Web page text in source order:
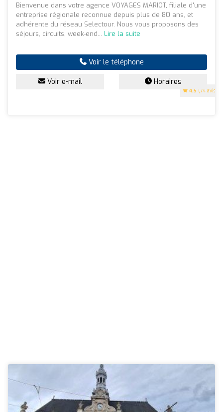
4.5 (74 avis)
Bienvenue dans votre agence VOYAGES MARIOT, filiale d'une
entreprise régionale reconnue depuis plus de 80 ans, et
adhérente du réseau Selectour. Nous vous proposons des
séjours, circuits, week-end... Lire la suite
Voir le téléphone
Voir e-mail Horaires